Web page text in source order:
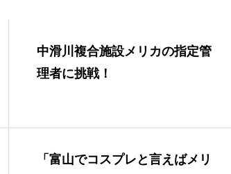
中滑川複合施設メリカの指定管
理者に挑戦！
「富山でコスプレと言えばメリ